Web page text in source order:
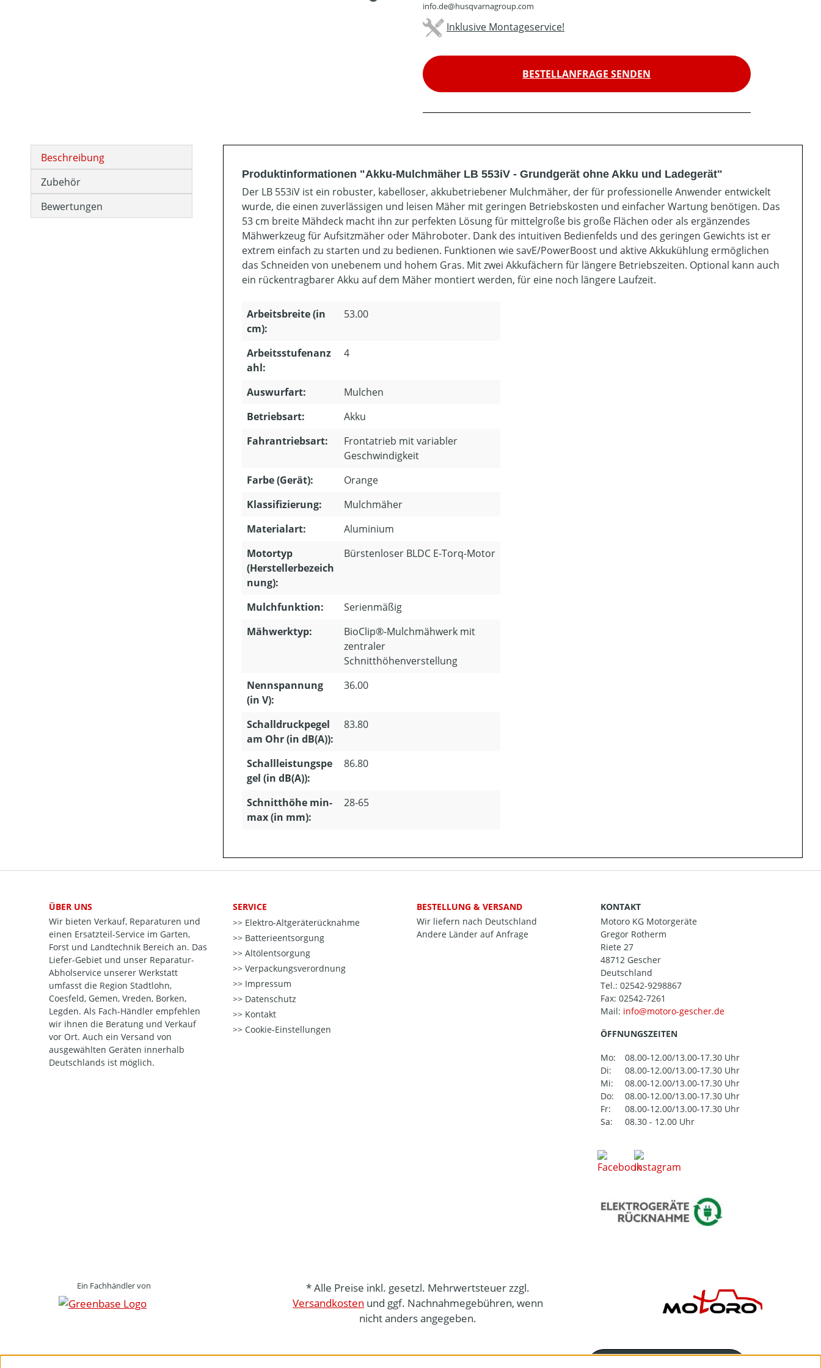
info.de@husqvarnagroup.com
Inklusive Montageservice!
BESTELLANFRAGE SENDEN
Beschreibung
Zubehör
Bewertungen
Produktinformationen "Akku-Mulchmäher LB 553iV - Grundgerät ohne Akku und Ladegerät"
Der LB 553iV ist ein robuster, kabelloser, akkubetriebener Mulchmäher, der für professionelle Anwender entwickelt
wurde, die einen zuverlässigen und leisen Mäher mit geringen Betriebskosten und einfacher Wartung benötigen. Das
53 cm breite Mähdeck macht ihn zur perfekten Lösung für mittelgroße bis große Flächen oder als ergänzendes
Mähwerkzeug für Aufsitzmäher oder Mähroboter. Dank des intuitiven Bedienfelds und des geringen Gewichts ist er
extrem einfach zu starten und zu bedienen. Funktionen wie savE/PowerBoost und aktive Akkukühlung ermöglichen
das Schneiden von unebenem und hohem Gras. Mit zwei Akkufächern für längere Betriebszeiten. Optional kann auch
ein rückentragbarer Akku auf dem Mäher montiert werden, für eine noch längere Laufzeit.
Arbeitsbreite (in
cm):
53.00
Arbeitsstufenanz
ahl:
4
Auswurfart:
Mulchen
Betriebsart:
Akku
Fahrantriebsart:
Frontatrieb mit variabler
Geschwindigkeit
Farbe (Gerät):
Orange
Klassifizierung:
Mulchmäher
Materialart:
Aluminium
Motortyp
(Herstellerbezeich
nung):
Bürstenloser BLDC E-Torq-Motor
Mulchfunktion:
Serienmäßig
Mähwerktyp:
BioClip®-Mulchmähwerk mit
zentraler
Schnitthöhenverstellung
Nennspannung
(in V):
36.00
Schalldruckpegel
am Ohr (in dB(A)):
83.80
Schallleistungspe
gel (in dB(A)):
86.80
Schnitthöhe min-
max (in mm):
28-65
ÜBER UNS
Wir bieten Verkauf, Reparaturen und
einen Ersatzteil-Service im Garten,
Forst und Landtechnik Bereich an. Das
Liefer-Gebiet und unser Reparatur-
Abholservice unserer Werkstatt
umfasst die Region Stadtlohn,
Coesfeld, Gemen, Vreden, Borken,
Legden. Als Fach-Händler empfehlen
wir ihnen die Beratung und Verkauf
vor Ort. Auch ein Versand von
ausgewählten Geräten innerhalb
Deutschlands ist möglich.
SERVICE
Elektro-Altgeräterücknahme
Batterieentsorgung
Altölentsorgung
Verpackungsverordnung
Impressum
Datenschutz
Kontakt
Cookie-Einstellungen
BESTELLUNG & VERSAND
Wir liefern nach Deutschland
Andere Länder auf Anfrage
KONTAKT
Motoro KG Motorgeräte
Gregor Rotherm
Riete 27
48712 Gescher
Deutschland
Tel.: 02542-9298867
Fax: 02542-7261
Mail:
ÖFFNUNGSZEITEN
Mo:
08.00-12.00/13.00-17.30 Uhr
Di:
08.00-12.00/13.00-17.30 Uhr
Mi:
08.00-12.00/13.00-17.30 Uhr
Do:
08.00-12.00/13.00-17.30 Uhr
Fr:
08.00-12.00/13.00-17.30 Uhr
Sa:
08.30 - 12.00 Uhr
Ein Fachhändler von
* Alle Preise inkl. gesetzl. Mehrwertsteuer zzgl.
Versandkosten und ggf. Nachnahmegebühren, wenn
nicht anders angegeben.